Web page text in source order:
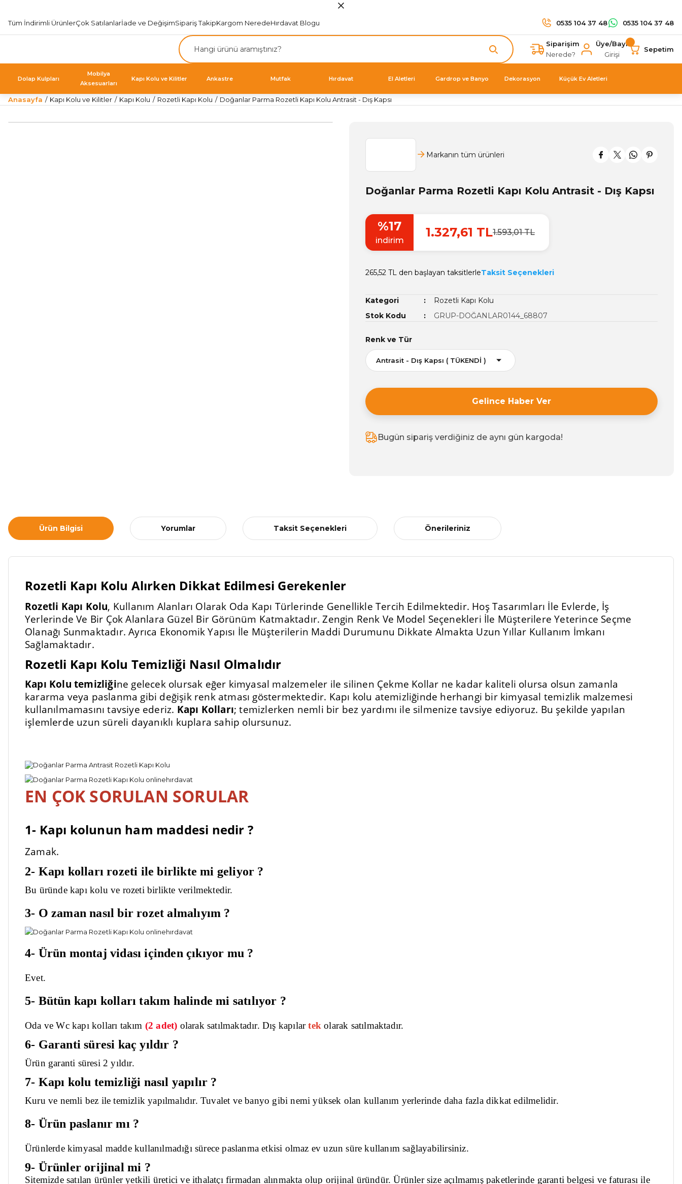
Tüm İndirimli ÜrünlerÇok Satılanlarİade ve DeğişimSipariş TakipKargom NeredeHırdavat Blogu 0535 104 37 48 0535 104 37 48
Siparişim
Nerede?
Üye/Bayi
Girişi
Sepetim
Dolap Kulpları
Mobilya
Aksesuarları
Kapı Kolu ve Kilitler Ankastre Mutfak Hırdavat El Aletleri Gardrop ve Banyo Dekorasyon Küçük Ev Aletleri
Anasayfa Kapı Kolu ve Kilitler Kapı Kolu Rozetli Kapı Kolu Doğanlar Parma Rozetli Kapı Kolu Antrasit - Dış Kapsı
Markanın tüm ürünleri
Doğanlar Parma Rozetli Kapı Kolu Antrasit - Dış Kapsı
%17
indirim
1.327,61 TL1.593,01 TL
265,52 TL den başlayan taksitlerleTaksit Seçenekleri
Kategori
Rozetli Kapı Kolu
Stok Kodu
GRUP-DOĞANLAR0144_68807
Renk ve Tür
Gelince Haber Ver
Bugün sipariş verdiğiniz de aynı gün kargoda!
Ürün Bilgisi Yorumlar Taksit Seçenekleri Önerileriniz
Rozetli Kapı Kolu Alırken Dikkat Edilmesi Gerekenler
Rozetli Kapı Kolu, Kullanım Alanları Olarak Oda Kapı Türlerinde Genellikle Tercih Edilmektedir. Hoş Tasarımları İle Evlerde, İş
Yerlerinde Ve Bir Çok Alanlara Güzel Bir Görünüm Katmaktadır. Zengin Renk Ve Model Seçenekleri İle Müşterilere Yeterince Seçme
Olanağı Sunmaktadır. Ayrıca Ekonomik Yapısı İle Müşterilerin Maddi Durumunu Dikkate Almakta Uzun Yıllar Kullanım İmkanı
Sağlamaktadır.
Rozetli Kapı Kolu Temizliği Nasıl Olmalıdır
Kapı Kolu temizliğine gelecek olursak eğer kimyasal malzemeler ile silinen Çekme Kollar ne kadar kaliteli olursa olsun zamanla
kararma veya paslanma gibi değişik renk atması göstermektedir. Kapı kolu atemizliğinde herhangi bir kimyasal temizlik malzemesi
kullanılmamasını tavsiye ederiz. Kapı Kolları; temizlerken nemli bir bez yardımı ile silmenize tavsiye ediyoruz. Bu şekilde yapılan
işlemlerde uzun süreli dayanıklı kuplara sahip olursunuz.
EN ÇOK SORULAN SORULAR
1- Kapı kolunun ham maddesi nedir ?
Zamak.
2- Kapı kolları rozeti ile birlikte mi geliyor ?
Bu üründe kapı kolu ve rozeti birlikte verilmektedir.
3- O zaman nasıl bir rozet almalıyım ?
4- Ürün montaj vidası içinden çıkıyor mu ?
Evet.
5- Bütün kapı kolları takım halinde mi satılıyor ?
Oda ve Wc kapı kolları takım (2 adet) olarak satılmaktadır. Dış kapılartek olarak satılmaktadır.
6- Garanti süresi kaç yıldır ?
Ürün garanti süresi 2 yıldır.
7- Kapı kolu temizliği nasıl yapılır ?
Kuru ve nemli bez ile temizlik yapılmalıdır. Tuvalet ve banyo gibi nemi yüksek olan kullanım yerlerinde daha fazla dikkat edilmelidir.
8- Ürün paslanır mı ?
Ürünlerde kimyasal madde kullanılmadığı sürece paslanma etkisi olmaz ev uzun süre kullanım sağlayabilirsiniz.
9- Ürünler orijinal mi ?
Sitemizde satılan ürünler yetkili üretici ve ithalatçı firmadan alınmakta olup orijinal üründür. Ürünler size açılmamış paketlerinde garanti belgesi ve faturası ile